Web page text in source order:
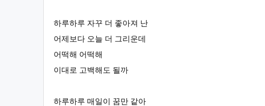
하루하루 자꾸 더 좋아져 난
어제보다 오늘 더 그리운데
어떡해 어떡해
이대로 고백해도 될까
하루하루 매일이 꿈만 같아